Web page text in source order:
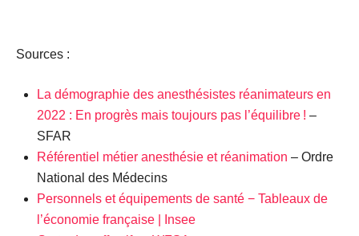
Sources :
La démographie des anesthésistes réanimateurs en
2022 : En progrès mais toujours pas l’équilibre ! –
SFAR
Référentiel métier anesthésie et réanimation – Ordre
National des Médecins
Personnels et équipements de santé − Tableaux de
l’économie française | Insee